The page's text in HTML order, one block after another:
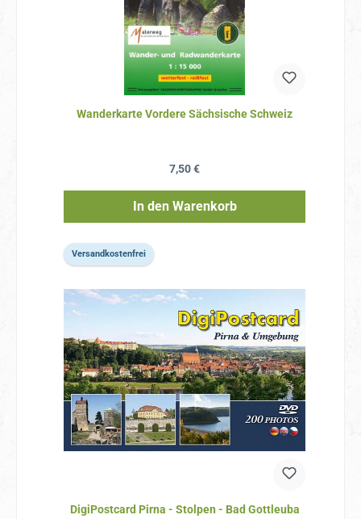
Wanderkarte Vordere Sächsische Schweiz
Regulärer Preis:
7,50 €
In den Warenkorb
Versandkostenfrei
DigiPostcard Pirna - Stolpen - Bad Gottleuba